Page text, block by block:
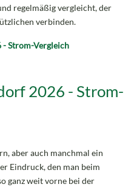
regelmäßig vergleicht, der
verbinden.
Strom-Vergleich
2026 - Strom-
aber auch manchmal ein
Eindruck, den man beim
ganz weit vorne bei der